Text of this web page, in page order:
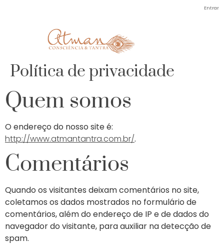
Entrar
Política de privacidade
Quem somos
O endereço do nosso site é:
http://www.atmantantra.com.br/.
Comentários
Quando os visitantes deixam comentários no site,
coletamos os dados mostrados no formulário de
comentários, além do endereço de IP e de dados do
navegador do visitante, para auxiliar na detecção de
spam.